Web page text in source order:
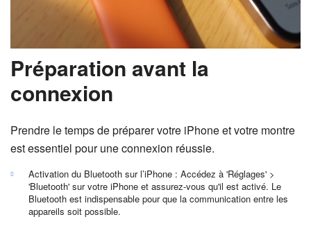
Préparation avant la
connexion
Prendre le temps de préparer votre iPhone et votre montre
est essentiel pour une connexion réussie.
Activation du Bluetooth sur l’iPhone : Accédez à 'Réglages' >
'Bluetooth' sur votre iPhone et assurez-vous qu'il est activé. Le
Bluetooth est indispensable pour que la communication entre les
appareils soit possible.